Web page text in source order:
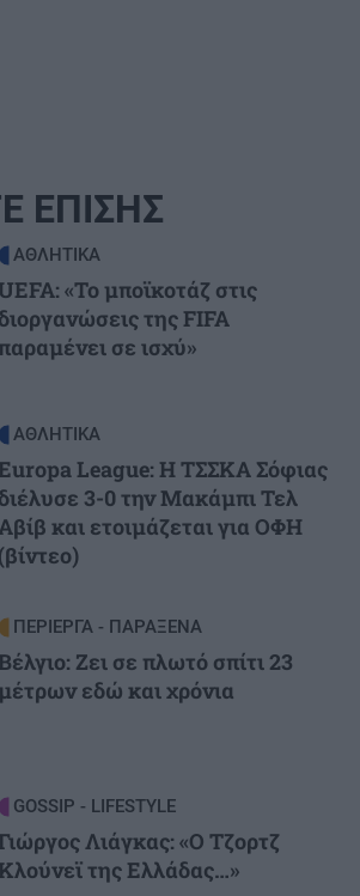
ΕΠΙΣΗΣ
ΑΘΛΗΤΙΚΑ
«Το μποϊκοτάζ στις
διοργανώσεις της FIFA
σε ισχύ»
ΑΘΛΗΤΙΚΑ
Europa League: Η ΤΣΣΚΑ Σόφιας
διέλυσε 3-0 την Μακάμπι Τελ
Αβίβ και ετοιμάζεται για ΟΦΗ
(βίντεο)
ΠΕΡΙΕΡΓΑ - ΠΑΡΑΞΕΝΑ
Βέλγιο: Ζει σε πλωτό σπίτι 23
εδώ και χρόνια
GOSSIP - LIFESTYLE
Γιώργος Λιάγκας: «Ο Τζορτζ
Κλούνεϊ της Ελλάδας…»